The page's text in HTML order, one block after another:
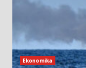
Ekonomika